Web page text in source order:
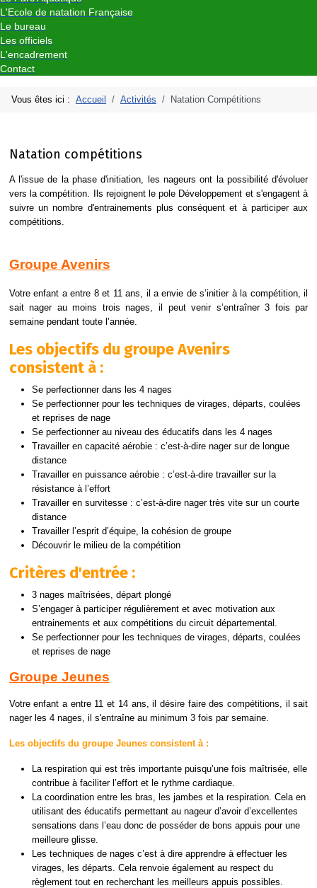
L'Ecole de natation Française
Le bureau
Les officiels
L'encadrement
Contact
Vous êtes ici : Accueil Activités Natation Compétitions
Natation compétitions
A l'issue de la phase d'initiation, les nageurs ont la possibilité d'évoluer
vers la compétition. Ils rejoignent le pole Développement et s'engagent à
suivre un nombre d'entrainements plus conséquent et à participer aux
compétitions.
Groupe Avenirs
Votre enfant a entre 8 et 11 ans, il a envie de s’initier à la compétition, il
sait nager au moins trois nages, il peut venir s’entraîner 3 fois par
semaine pendant toute l’année.
Les objectifs du groupe Avenirs
consistent à :
Se perfectionner dans les 4 nages
Se perfectionner pour les techniques de virages, départs, coulées
et reprises de nage
Se perfectionner au niveau des éducatifs dans les 4 nages
Travailler en capacité aérobie : c’est-à-dire nager sur de longue
distance
Travailler en puissance aérobie : c’est-à-dire travailler sur la
résistance à l’effort
Travailler en survitesse : c’est-à-dire nager très vite sur un courte
distance
Travailler l’esprit d’équipe, la cohésion de groupe
Découvrir le milieu de la compétition
Critères d'entrée :
3 nages maîtrisées, départ plongé
S’engager à participer régulièrement et avec motivation aux
entrainements et aux compétitions du circuit départemental.
Se perfectionner pour les techniques de virages, départs, coulées
et reprises de nage
Groupe Jeunes
Votre enfant a entre 11 et 14 ans, il désire faire des compétitions, il sait
nager les 4 nages, il s'entraîne au minimum 3 fois par semaine.
Les objectifs du groupe Jeunes consistent à :
La respiration qui est très importante puisqu’une fois maîtrisée, elle
contribue à faciliter l’effort et le rythme cardiaque.
La coordination entre les bras, les jambes et la respiration. Cela en
utilisant des éducatifs permettant au nageur d’avoir d’excellentes
sensations dans l’eau donc de posséder de bons appuis pour une
meilleure glisse.
Les techniques de nages c’est à dire apprendre à effectuer les
virages, les départs. Cela renvoie également au respect du
règlement tout en recherchant les meilleurs appuis possibles.